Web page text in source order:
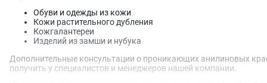
Обуви и одежды из кожи
Кожи растительного дубления
Кожгалантереи
Изделий из замши и нубука
Дополнительные консультации о проникающих анилиновых
получить у специалистов и менеджеров нашей компании.